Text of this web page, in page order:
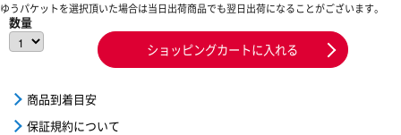
ゆうパケットを選択頂いた場合は当日出荷商品でも翌日出荷になることがございます。
数量
ショッピングカートに入れる
商品到着目安
保証規約について